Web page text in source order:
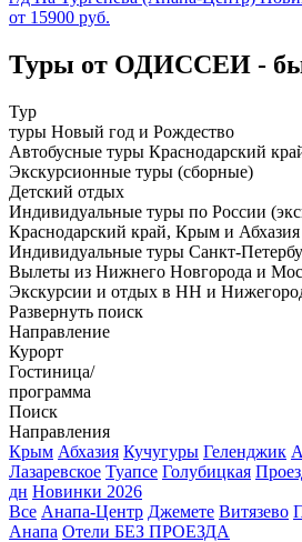
от 15900 руб.
Туры от ОДИССЕИ -
Тур
туры Новый год и Рождество
Автобусные туры Краснодарский
Экскурсионные туры (сборные)
Детский отдых
Индивидуальные туры по России
Краснодарский край, Крым и
Индивидуальные туры Санкт-
Вылеты из Нижнего Новгорода и
Экскурсии и отдых в НН и
Развернуть поиск
Направление
Курорт
Гостиница/
программа
Поиск
Направления
Крым Абхазия Кучугуры Геленджик
Лазаревское Туапсе Голубицкая
дн Новинки 2026
Все Анапа-Центр Джемете Витязево
Анапа Отели БЕЗ ПРОЕЗДА